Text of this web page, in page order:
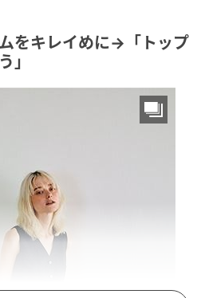
をキレイめに→「トップ
」